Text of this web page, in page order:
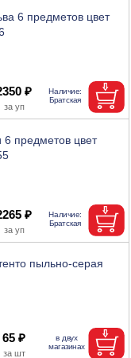
6 предметов цвет
₽
предметов цвет
₽
пыльно-серая
65 ₽